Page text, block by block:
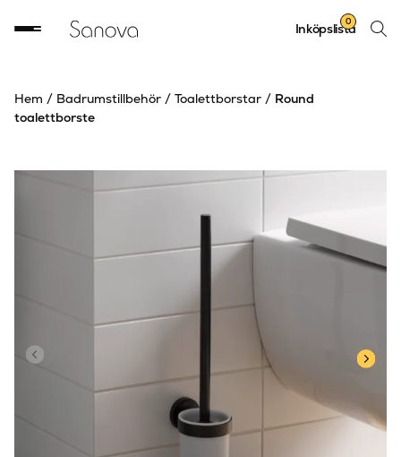
Sök
Inköpslista
0
Hem / Badrumstillbehör / Toalettborstar / Round
toalettborste